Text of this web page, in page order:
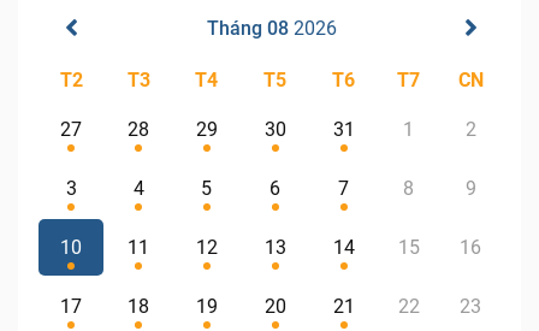
Tháng 08 2026
T2 T3 T4 T5 T6 T7 CN
27 28 29 30 31 1 2
3 4 5 6 7 8 9
10 11 12 13 14 15 16
17 18 19 20 21 22 23